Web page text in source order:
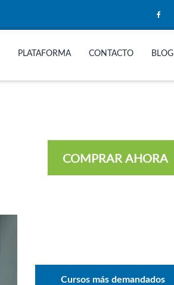
PLATAFORMA CONTACTO BLOG
COMPRAR AHORA
Cursos más demandados